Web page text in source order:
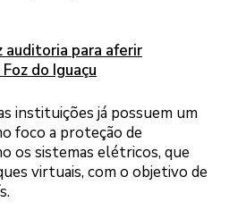
auditoria para aferir
do Iguaçu
instituições já possuem um
foco a proteção de
os sistemas elétricos, que
virtuais, com o objetivo de